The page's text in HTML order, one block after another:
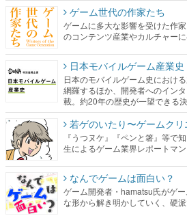
ゲーム世代の作家たち
ゲームに多大な影響を受けた作
のコンテンツ産業やカルチャー
日本モバイルゲーム産業史
日本のモバイルゲーム史におけ
網羅するほか、開発者へのイン
載。約20年の歴史が一望できる
若ゲのいたり〜ゲームク
『うつヌケ』『ペンと箸』等で
生によるゲーム業界レポートマン
なんでゲームは面白い？
ゲーム開発者・hamatsu氏がゲ
な形から解き明かしていく、硬